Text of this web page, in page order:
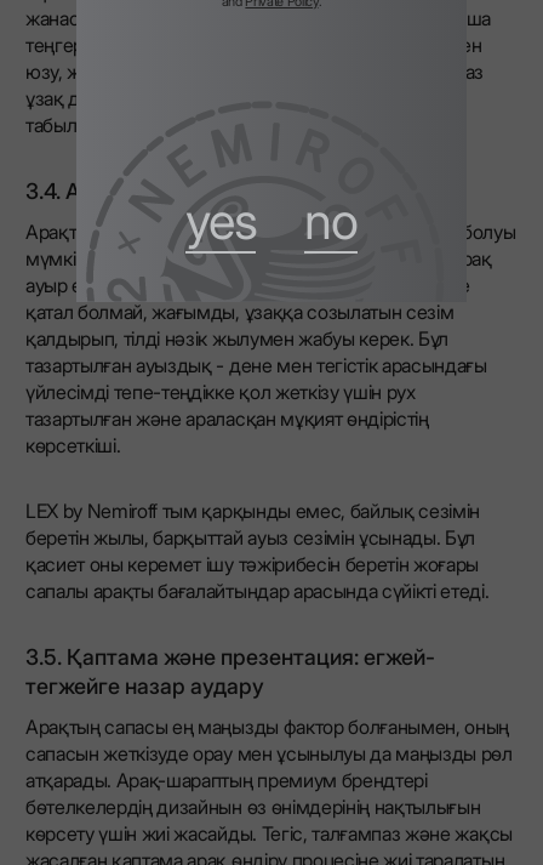
yes no
жанасуымен толықтырылған. Дәмдердің осы тамаша
теңгерімі оның жиі Finish – минералды ноталары мен
юзу, жалбыз реңктері бар дөңгелектенген талғампаз
ұзақ дәм деп саналуының себептерінің бірі болып
табылады.
3.4. Ауыз сезімі: салмақ және жылу
Арақтың дәмі оның сапасына байланысты әртүрлі болуы
мүмкін. Ультра премиум арақтың салмағы ауыр, бірақ
ауыр емес болуы керек. Ол тым жалынсыз немесе
қатал болмай, жағымды, ұзаққа созылатын сезім
қалдырып, тілді нәзік жылумен жабуы керек. Бұл
тазартылған ауыздық - дене мен тегістік арасындағы
үйлесімді тепе-теңдікке қол жеткізу үшін рух
тазартылған және араласқан мұқият өндірістің
көрсеткіші.
LEX by Nemiroff тым қарқынды емес, байлық сезімін
беретін жылы, барқыттай ауыз сезімін ұсынады. Бұл
қасиет оны керемет ішу тәжірибесін беретін жоғары
сапалы арақты бағалайтындар арасында сүйікті етеді.
3.5. Қаптама және презентация: егжей-
тегжейге назар аудару
Арақтың сапасы ең маңызды фактор болғанымен, оның
сапасын жеткізуде орау мен ұсынылуы да маңызды рөл
атқарады. Арақ-шараптың премиум брендтері
бөтелкелердің дизайнын өз өнімдерінің нақтылығын
көрсету үшін жиі жасайды. Тегіс, талғампаз және жақсы